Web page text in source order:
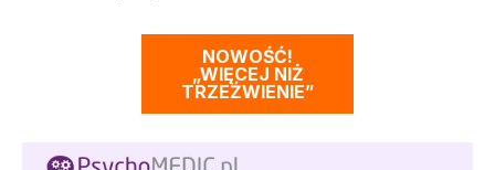
NOWOŚĆ!
„WIĘCEJ NIŻ
TRZEŹWIENIE”